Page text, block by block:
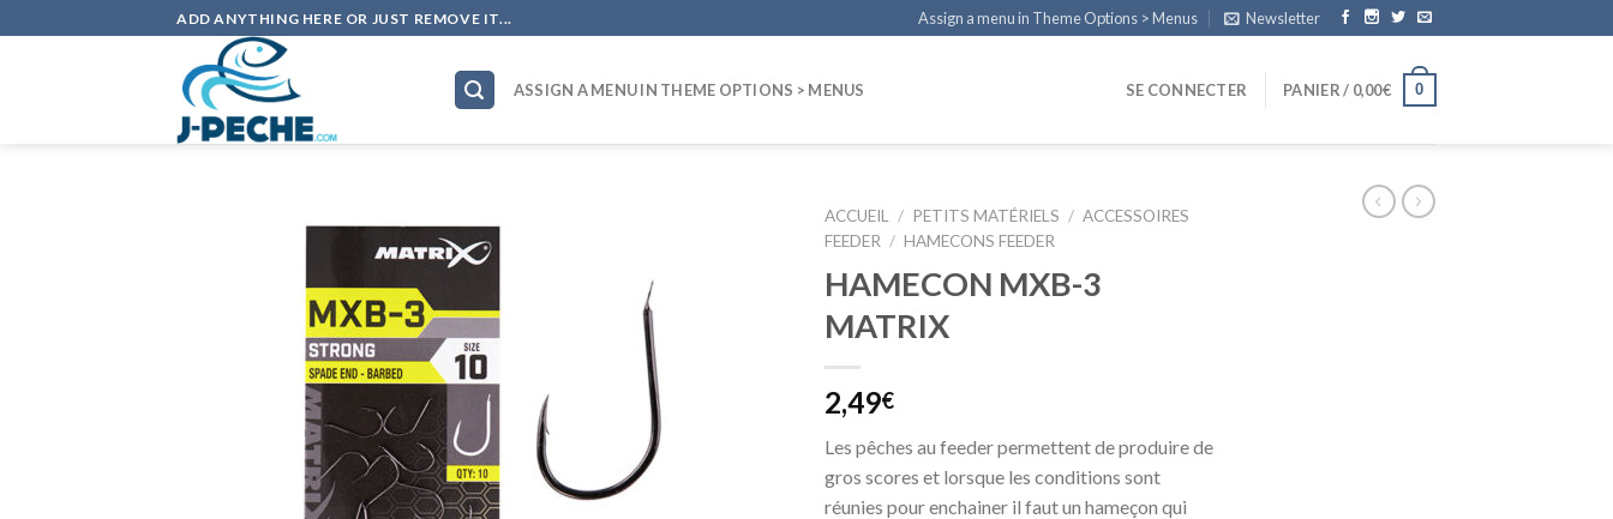
to
ADD ANYTHING HERE OR JUST REMOVE IT... Assign a menu in Theme Options > Menus Newsletter
ASSIGN A MENU IN THEME OPTIONS > MENUS SE CONNECTER PANIER / 0,00€ 0
ACCUEIL / PETITS MATÉRIELS / ACCESSOIRES
FEEDER / HAMECONS FEEDER
HAMECON MXB-3
MATRIX
2,49€
Les pêches au feeder permettent de produire de
gros scores et lorsque les conditions sont
réunies pour enchainer il faut un hameçon qui